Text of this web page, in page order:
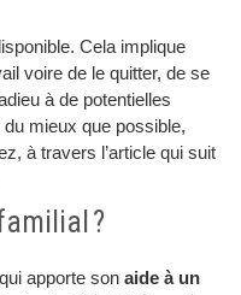
Cela implique
voire de le quitter, de se
à de potentielles
mieux que possible,
à travers l’article qui suit
?
apporte son aide à un